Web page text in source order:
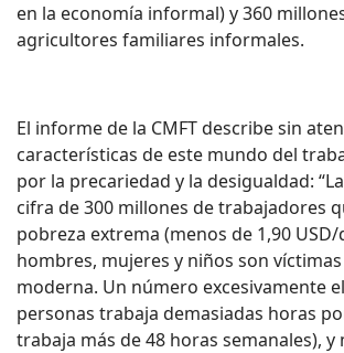
en la economía informal) y 360
agricultores familiares informales.
El informe de la CMFT describe sin
características de este mundo del
por la precariedad y la desigualdad:
cifra de 300 millones de trabajadores
pobreza extrema (menos de 1,90
hombres, mujeres y niños son
moderna. Un número excesivamente
personas trabaja demasiadas horas
trabaja más de 48 horas semanales), y